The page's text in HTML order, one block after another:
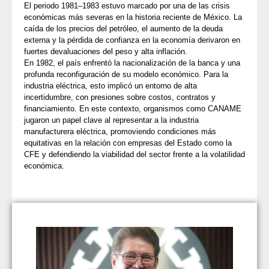
El periodo 1981–1983 estuvo marcado por una de las crisis
económicas más severas en la historia reciente de México. La
caída de los precios del petróleo, el aumento de la deuda
externa y la pérdida de confianza en la economía derivaron en
fuertes devaluaciones del peso y alta inflación.
En 1982, el país enfrentó la nacionalización de la banca y una
profunda reconfiguración de su modelo económico. Para la
industria eléctrica, esto implicó un entorno de alta
incertidumbre, con presiones sobre costos, contratos y
financiamiento. En este contexto, organismos como CANAME
jugaron un papel clave al representar a la industria
manufacturera eléctrica, promoviendo condiciones más
equitativas en la relación con empresas del Estado como la
CFE y defendiendo la viabilidad del sector frente a la volatilidad
económica.